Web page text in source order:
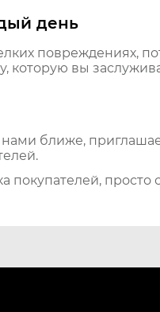
день
повреждениях,
которую вы
нами ближе,
покупателей, просто